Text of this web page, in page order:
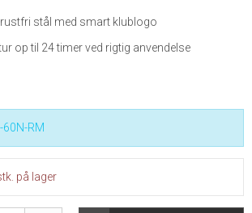
stål med smart klublogo
op til 24 timer ved rigtig anvendelse
60N-RM
på lager